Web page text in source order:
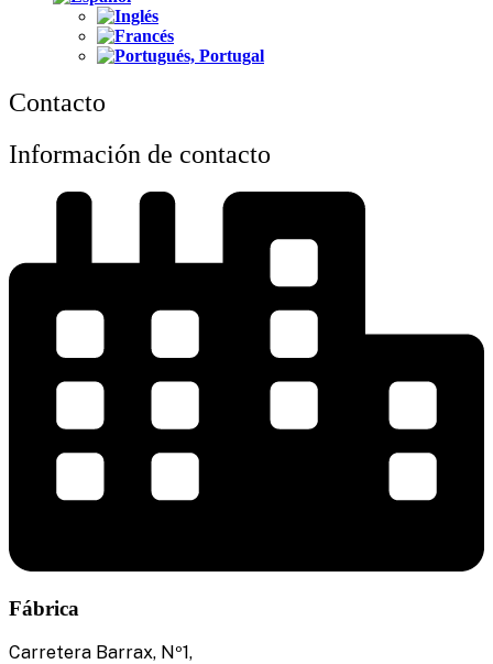
Contacto
Información de contacto
Fábrica
Carretera Barrax, Nº1,